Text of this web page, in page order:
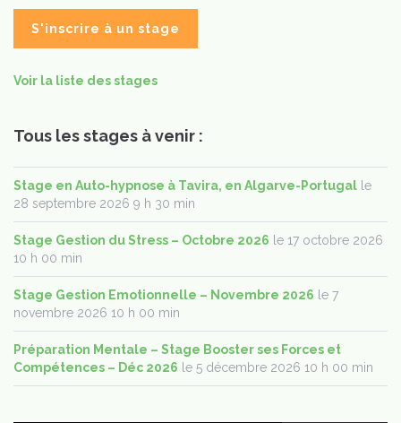
S'inscrire à un stage
Voir la liste des stages
Tous les stages à venir :
Stage en Auto-hypnose à Tavira, en Algarve-Portugal le
28 septembre 2026 9 h 30 min
Stage Gestion du Stress – Octobre 2026 le 17 octobre 2026
10 h 00 min
Stage Gestion Emotionnelle – Novembre 2026 le 7
novembre 2026 10 h 00 min
Préparation Mentale – Stage Booster ses Forces et
Compétences – Déc 2026 le 5 décembre 2026 10 h 00 min